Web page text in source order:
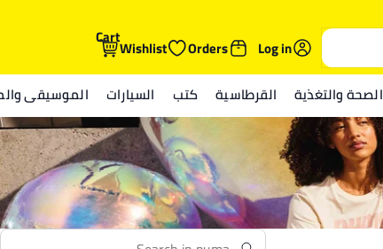
Log in
Orders
Wishlist
Cart
الصحة والتغذية القرطاسية كتب السيارات الموسيقى